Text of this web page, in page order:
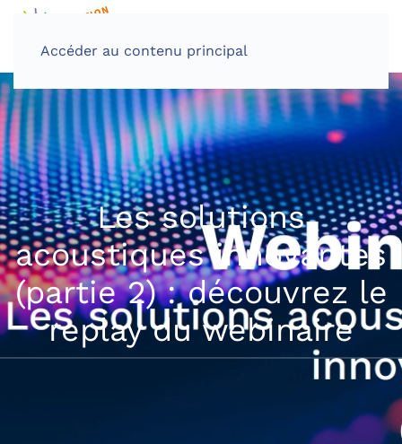
Accéder au contenu principal
Les solutions
acoustiques innovantes
(partie 2) : découvrez le
replay du webinaire